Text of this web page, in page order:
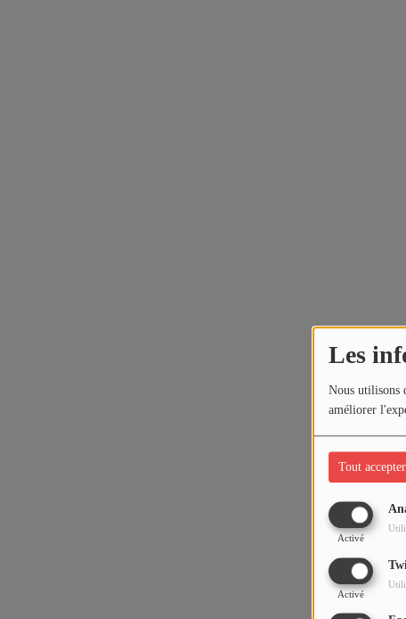
Les
Nous utilisons
améliorer
Tout accepter
Activé
Activé